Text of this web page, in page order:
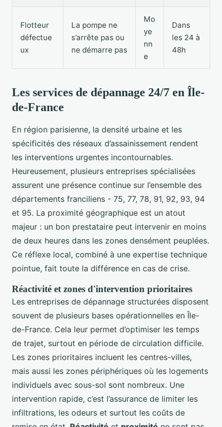
Flotteur
défectue
ux
La pompe ne
s’arrête pas ou
ne démarre pas
Mo
ye
nn
e
Dans
les 24 à
48h
Les services de dépannage 24/7 en Île-
de-France
En région parisienne, la densité urbaine et les
spécificités des réseaux d’assainissement rendent
les interventions urgentes incontournables.
Heureusement, plusieurs entreprises spécialisées
assurent une présence continue sur l’ensemble des
départements franciliens - 75, 77, 78, 91, 92, 93, 94
et 95. La proximité géographique est un atout
majeur : un bon prestataire peut intervenir en moins
de deux heures dans les zones densément peuplées.
Ce réflexe local, combiné à une expertise technique
pointue, fait toute la différence en cas de crise.
Réactivité et zones d'intervention prioritaires
Les entreprises de dépannage structurées disposent
souvent de plusieurs bases opérationnelles en Île-
de-France. Cela leur permet d’optimiser les temps
de trajet, surtout en période de circulation difficile.
Les zones prioritaires incluent les centres-villes,
mais aussi les zones périphériques où les logements
individuels avec sous-sol sont nombreux. Une
intervention rapide, c’est l’assurance de limiter les
infiltrations, les odeurs et surtout les coûts de